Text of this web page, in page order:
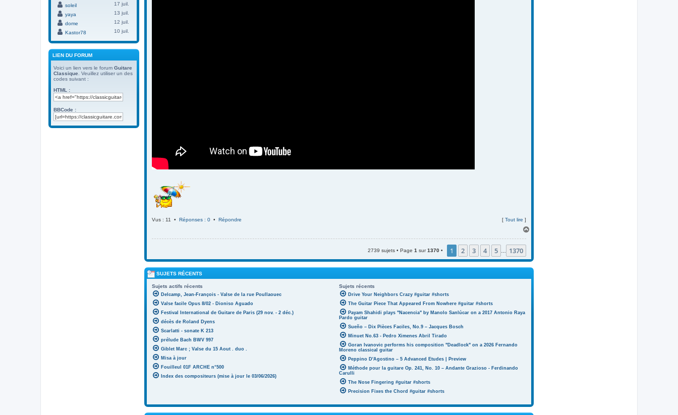
Vus : 11 • Réponses : 0 • Répondre [ Tout lire ]
2739 sujets • Page 1 sur1370 • 1 2 3 4 5 1370
SUJETS RÉCENTS
Sujets actifs récents Sujets récents
Delcamp, Jean-François - Valse de la rue Poullaouec
Valse facile Opus 8/02 - Dioniso Aguado
Festival International de Guitare de Paris (29 nov. - 2 déc.)
décès de Roland Dyens
Scarlatti - sonate K 213
prélude Bach BWV 997
Giblet Marc ; Valse du 15 Aout . duo .
Misa à jour
Fouilleul 01F ARCHE n°500
Index des compositeurs (mise à jour le 03/06/2026)
Drive Your Neighbors Crazy #guitar #shorts
The Guitar Piece That Appeared From Nowhere #guitar #shorts
Payam Shahidi plays "Nacencia" by Manolo Sanlúcar on a 2017 Antonio Raya
Pardo guitar
Sueño – Dix Pièces Faciles, No.9 – Jacques Bosch
Minuet No.63 - Pedro Ximenes Abril Tirado
Goran Ivanovic performs his composition "Deadlock" on a 2026 Fernando
Moreno classical guitar
Peppino D'Agostino – 5 Advanced Etudes | Preview
Méthode pour la guitare Op. 241, No. 10 – Andante Grazioso - Ferdinando
Carulli
The Nose Fingering #guitar #shorts
Precision Fixes the Chord #guitar #shorts
soleil
17 juil.
yaya
13 juil.
dome
12 juil.
Kastor78
10 juil.
LIEN DU FORUM
Voici un lien vers le forum Guitare
Classique . Veuillez utiliser un des
codes suivant :
HTML :
BBCode :